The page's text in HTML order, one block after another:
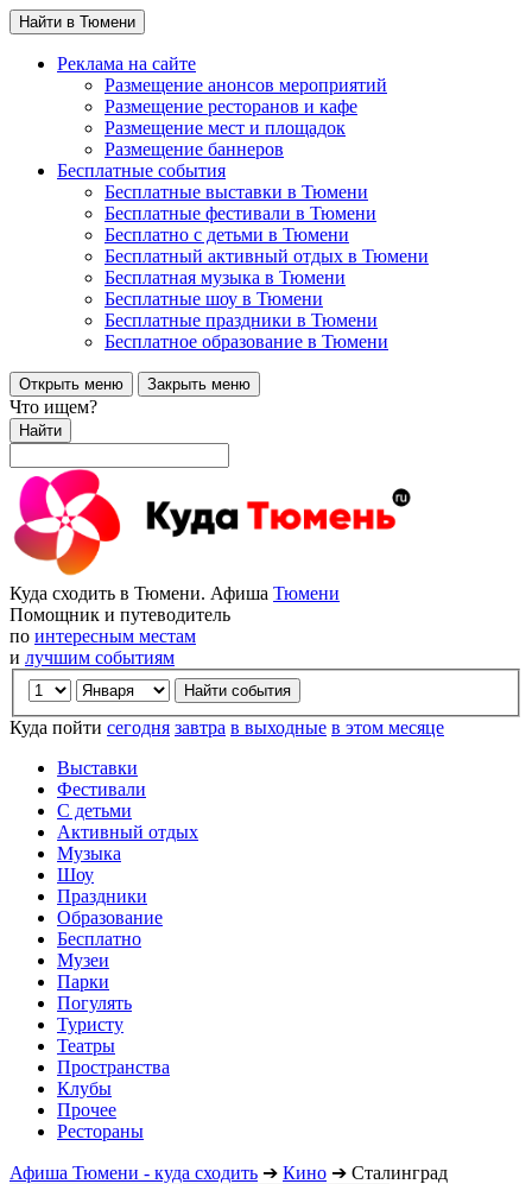
Найти в Тюмени
Реклама на сайте
Размещение анонсов мероприятий
Размещение ресторанов и кафе
Размещение мест и площадок
Размещение баннеров
Бесплатные события
Бесплатные выставки в Тюмени
Бесплатные фестивали в Тюмени
Бесплатно с детьми в Тюмени
Бесплатный активный отдых в Тюмени
Бесплатная музыка в Тюмени
Бесплатные шоу в Тюмени
Бесплатные праздники в Тюмени
Бесплатное образование в Тюмени
Открыть меню Закрыть меню
Что ищем?
Найти
Куда сходить в Тюмени. Афиша Тюмени
Помощник и путеводитель
по интересным местам
и лучшим событиям
Куда пойти сегодня завтра в выходные в этом месяце
Выставки
Фестивали
С детьми
Активный отдых
Музыка
Шоу
Праздники
Образование
Бесплатно
Музеи
Парки
Погулять
Туристу
Театры
Пространства
Клубы
Прочее
Рестораны
Афиша Тюмени - куда сходить ➔ Кино ➔ Сталинград